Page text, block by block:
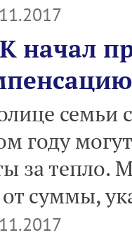
начал
семьи
году
за тепло.
от суммы,